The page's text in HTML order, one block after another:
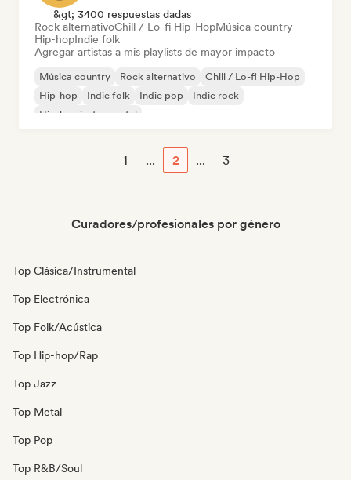
&gt; 3400 respuestas dadas
Rock alternativoChill / Lo-fi Hip-HopMúsica country
Hip-hopIndie folk
Agregar artistas a mis playlists de mayor impacto
Música country Rock alternativo
Chill / Lo-fi Hip-Hop
Hip-hop
Indie folk Indie pop
Indie rock
Hip-hop instrumental
1 ... 2 ... 3
Curadores/profesionales por género
Top Clásica/Instrumental
Top Electrónica
Top Folk/Acústica
Top Hip-hop/Rap
Top Jazz
Top Metal
Top Pop
Top R&B/Soul